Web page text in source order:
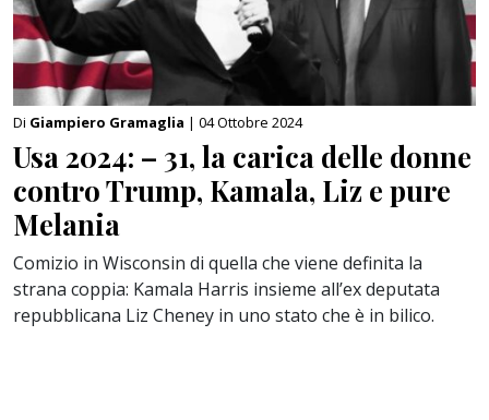
Di Giampiero Gramaglia | 04 Ottobre 2024
Usa 2024: – 31, la carica delle donne
contro Trump, Kamala, Liz e pure
Melania
Comizio in Wisconsin di quella che viene definita la
strana coppia: Kamala Harris insieme all’ex deputata
repubblicana Liz Cheney in uno stato che è in bilico.